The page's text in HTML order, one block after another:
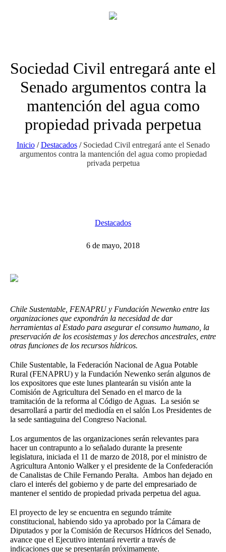
Sociedad Civil entregará ante el
Senado argumentos contra la
mantención del agua como
propiedad privada perpetua
Inicio /Destacados / Sociedad Civil entregará ante el Senado
argumentos contra la mantención del agua como propiedad
privada perpetua
Destacados
6 de mayo, 2018
Chile Sustentable, FENAPRU y Fundación Newenko entre las
organizaciones que expondrán la necesidad de dar
herramientas al Estado para asegurar el consumo humano, la
preservación de los ecosistemas y los derechos ancestrales, entre
otras funciones de los recursos hídricos.
Chile Sustentable, la Federación Nacional de Agua Potable
Rural (FENAPRU) y la Fundación Newenko serán algunos de
los expositores que este lunes plantearán su visión ante la
Comisión de Agricultura del Senado en el marco de la
tramitación de la reforma al Código de Aguas. La sesión se
desarrollará a partir del mediodía en el salón Los Presidentes de
la sede santiaguina del Congreso Nacional.
Los argumentos de las organizaciones serán relevantes para
hacer un contrapunto a lo señalado durante la presente
legislatura, iniciada el 11 de marzo de 2018, por el ministro de
Agricultura Antonio Walker y el presidente de la Confederación
de Canalistas de Chile Fernando Peralta. Ambos han dejado en
claro el interés del gobierno y de parte del empresariado de
mantener el sentido de propiedad privada perpetua del agua.
El proyecto de ley se encuentra en segundo trámite
constitucional, habiendo sido ya aprobado por la Cámara de
Diputados y por la Comisión de Recursos Hídricos del Senado,
avance que el Ejecutivo intentará revertir a través de
indicaciones que se presentarán próximamente.